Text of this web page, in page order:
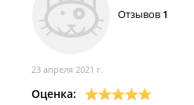
Отзывов 1
23 апреля 2021 г.
Оценка: